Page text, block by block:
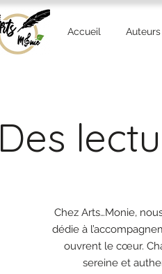
Accueil
Des
Chez Arts…Monie,
dédie à
ouvrent le cœur.
sereine et